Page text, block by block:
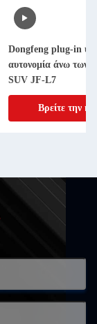
Dongfeng plug-in
αυτονομία άνω των
SUV JF-L7
Βρείτε την